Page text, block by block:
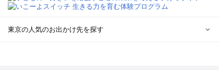
東京の人気のお出かけ先を探す